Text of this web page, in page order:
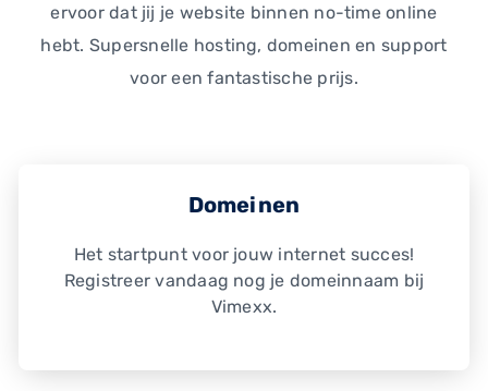
ervoor dat jij je website binnen no-time online
hebt. Supersnelle hosting, domeinen en support
voor een fantastische prijs.
Domeinen
Het startpunt voor jouw internet succes!
Registreer vandaag nog je domeinnaam bij
Vimexx.